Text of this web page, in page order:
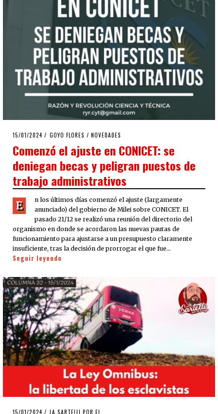
POSTED
15/01/2024 15/01/2024
GOYO FLORES / NOVEDADES
Comenzó el ajuste en CONICET: se
deniegan becas y peligran puestos de
trabajo administrativos
E
n los últimos días comenzó el ajuste (largamente
anunciado) del gobierno de Milei sobre CONICET. El
pasado 21/12 se realizó una reunión del directorio del
organismo en donde se acordaron las nuevas pautas de
funcionamiento para ajustarse a un presupuesto claramente
insuficiente, tras la decisión de prorrogar el que fue…
Seguir leyendo
POSTED
15/01/2024 15/01/2024
LA SARTELLI POR EL